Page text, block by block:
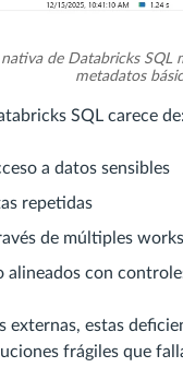
de Databricks SQL
metadatos
SQL carece de:
a datos sensibles
repetidas
de múltiples
alineados con
externas, estas
frágiles que